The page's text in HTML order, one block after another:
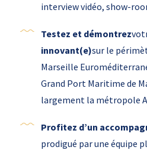
interview vidéo, show-
Testez et démontrez
innovant(e)sur le
Marseille
Grand Port Maritime de
largement la métropole
Profitez d’un
prodigué par une équipe